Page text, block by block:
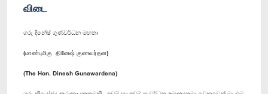
விடை
ගරු දිනේෂ් ගුණවර්ධන මහතා
(மாண்புமிகு தினேஷ் குணவர்தன)
(The Hon. Dinesh Gunawardena)